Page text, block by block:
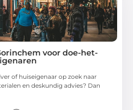
voor doe-het-
of huiseigenaar op zoek naar
en deskundig advies? Dan